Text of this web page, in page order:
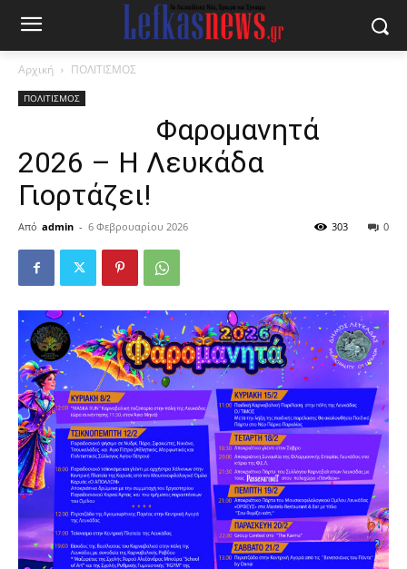
Αρχική ΠΟΛΙΤΙΣΜΟΣ
ΠΟΛΙΤΙΣΜΟΣ
Φαρομανητά
2026 – Η Λευκάδα
Γιορτάζει!
Από admin - 6 Φεβρουαρίου 2026 0
303